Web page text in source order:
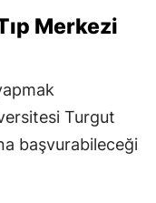
Merkezi
Turgut
başvurabileceği